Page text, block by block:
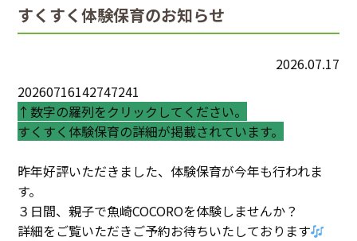
すくすく体験保育のお知らせ
2026.07.17
20260716142747241
↑数字の羅列をクリックしてください。
すくすく体験保育の詳細が掲載されています。
昨年好評いただきました、体験保育が今年も行われま
す。
３日間、親子で魚崎COCOROを体験しませんか？
詳細をご覧いただきご予約お待ちいたしております